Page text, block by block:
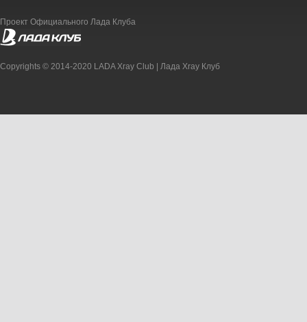
Проект Официального Лада Клуба
Copyrights © 2014-2020 LADA Xray Club | Лада Xray Клуб